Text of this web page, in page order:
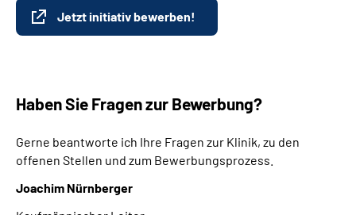
Jetzt initiativ bewerben!
Haben Sie Fragen zur Bewerbung?
Gerne beantworte ich Ihre Fragen zur Klinik, zu den
offenen Stellen und zum Bewerbungsprozess.
Joachim Nürnberger